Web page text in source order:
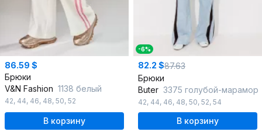
86.59 $
Брюки
V&N Fashion 1138 белый
42, 44, 46, 48, 50, 52
В корзину
-6%
82.2 $87.63
Брюки
Butеr 3375 голубой-марамор
42, 44, 46, 48, 50, 52, 54
В корзину